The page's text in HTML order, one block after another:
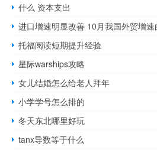
什么 资本支出
进口增速明显改善 10月我国外贸增速
托福阅读短期提升经验
星际warships攻略
女儿结婚怎么给老人拜年
小学学号怎么排的
冬天东北哪里好玩
tanx导数等于什么